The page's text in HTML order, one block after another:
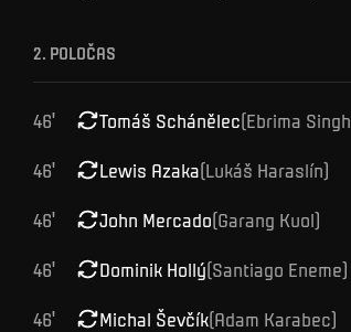
2. POLOČAS
46' Tomáš Schánělec(Ebrima
46' Lewis Azaka(Lukáš Haraslín)
46' John Mercado(Garang Kuol)
46' Dominik Hollý(Santiago Eneme)
46' Michal Ševčík(Adam Karabec)